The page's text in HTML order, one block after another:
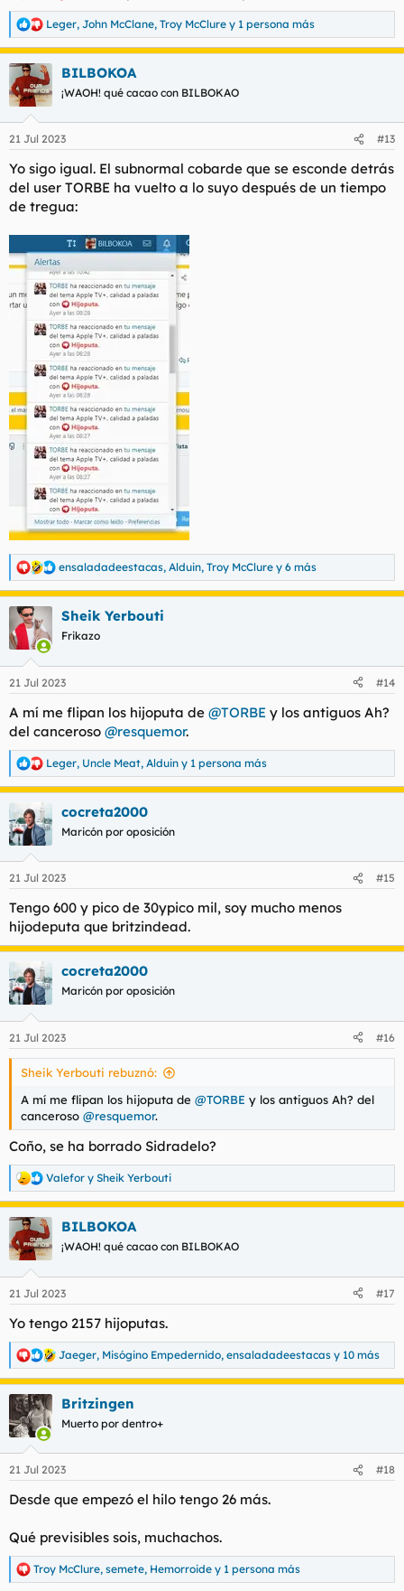
R
e
a
c
c
i
e
:
Leger, John McClane, Troy McClure y 1 persona más
BILBOKOA
¡WAOH! qué cacao con BILBOKAO
21 Jul 2023 #13
Yo sigo igual. El subnormal cobarde que se esconde detrás
del user TORBE ha vuelto a lo suyo después de un tiempo
de tregua:
R
e
c
c
i
e
:
ensaladadeestacas, Alduin, Troy McClure y 6 más
Sheik Yerbouti
Frikazo
21 Jul 2023 #14
A mí me flipan los hijoputa de @TORBE y los antiguos Ah?
del canceroso @resquemor.
R
e
a
c
c
i
e
:
Leger, Uncle Meat, Alduin y 1 persona más
cocreta2000
Maricón por oposición
21 Jul 2023 #15
Tengo 600 y pico de 30ypico mil, soy mucho menos
hijodeputa que britzindead.
cocreta2000
Maricón por oposición
21 Jul 2023 #16
Sheik Yerbouti rebuznó:
A mí me flipan los hijoputa de @TORBE y los antiguos Ah? del
canceroso @resquemor.
Coño, se ha borrado Sidradelo?
R
e
c
c
i
e
:
Valefor y Sheik Yerbouti
BILBOKOA
¡WAOH! qué cacao con BILBOKAO
21 Jul 2023 #17
Yo tengo 2157 hijoputas.
R
e
a
c
c
i
e
:
Jaeger, Misógino Empedernido, ensaladadeestacas y 10 más
Britzingen
Muerto por dentro+
21 Jul 2023 #18
Desde que empezó el hilo tengo 26 más.
Qué previsibles sois, muchachos.
R
Troy McClure, semete, Hemorroide y 1 persona más